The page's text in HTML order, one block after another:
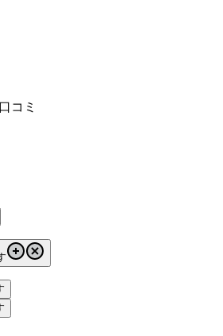
コミ